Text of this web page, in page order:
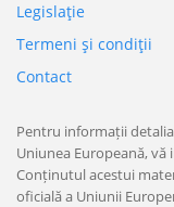
Legislaţie
Termeni şi condiţii
Contact
Pentru informații
Uniunea Europeană,
Conținutul acestui
oficială a Uniunii